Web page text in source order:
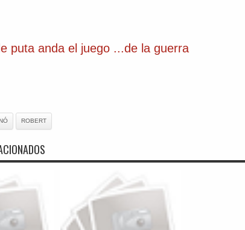
puta anda el juego ...de la guerra
ROBERT